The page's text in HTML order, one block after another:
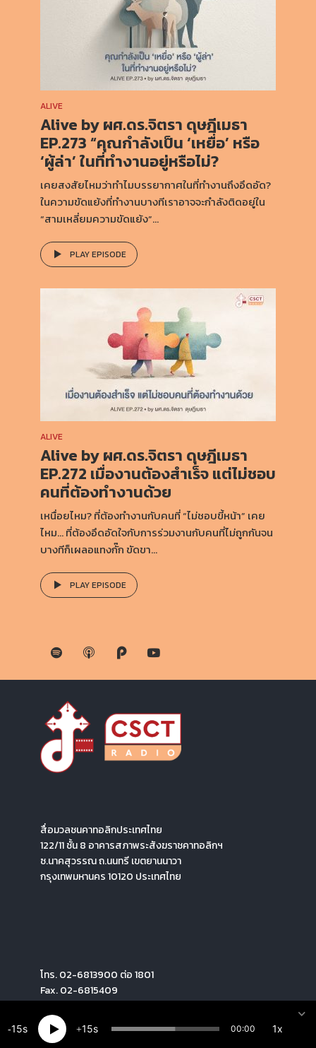
ALIVE
Alive by ผศ.ดร.จิตรา ดุษฎีเมธา
EP.273 “คุณกำลังเป็น ‘เหยื่อ’ หรือ
‘ผู้ล่า’ ในที่ทำงานอยู่หรือไม่?
เคยสงสัยไหมว่าทำไมบรรยากาศในที่ทำงานถึงอึดอัด?
ในความขัดแย้งที่ทำงานบางทีเราอาจจะกำลังติดอยู่ใน
“สามเหลี่ยมความขัดแย้ง”...
PLAY EPISODE
ALIVE
Alive by ผศ.ดร.จิตรา ดุษฎีเมธา
EP.272 เมื่องานต้องสำเร็จ แต่ไม่ชอบ
คนที่ต้องทำงานด้วย
เหนื่อยไหม? ที่ต้องทำงานกับคนที่ “ไม่ชอบขี้หน้า” เคย
ไหม… ที่ต้องอึดอัดใจกับการร่วมงานกับคนที่ไม่ถูกกันจน
บางทีก็เผลอแทงกั๊ก ขัดขา...
PLAY EPISODE
สื่อมวลชนคาทอลิกประเทศไทย
122/11 ชั้น 8 อาคารสภาพระสังฆราชคาทอลิกฯ
ซ.นาคสุวรรณ ถ.นนทรี เขตยานนาวา
กรุงเทพมหานคร 10120 ประเทศไทย
โทร. 02-6813900 ต่อ 1801
Fax. 02-6815409
15 15 00:00 1x